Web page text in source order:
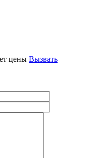
цены Вызвать